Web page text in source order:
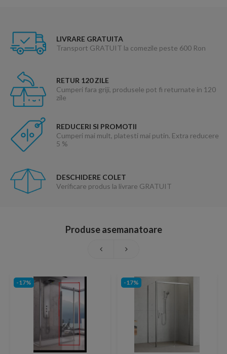
LIVRARE GRATUITA
Transport GRATUIT la comezile peste 600 Ron
RETUR 120 ZILE
Cumperi fara griji, produsele pot fi returnate in 120
zile
REDUCERI SI PROMOTII
Cumperi mai mult, platesti mai putin. Extra reducere
5 %
DESCHIDERE COLET
Verificare produs la livrare GRATUIT
Produse asemanatoare
-17% -17%